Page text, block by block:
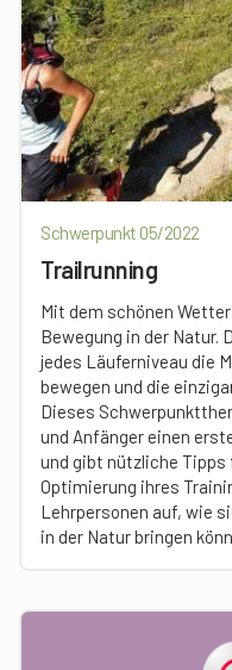
Schwerpunkt 05/2022
Trailrunning
Mit dem schönen
Bewegung in der Natur.
jedes Läuferniveau die
bewegen und die
Dieses
und Anfänger einen
und gibt nützliche
Optimierung ihres
Lehrpersonen auf, wie
in der Natur bringen